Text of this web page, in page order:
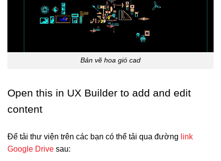
Bản vẽ hoa gió cad
Open this in UX Builder to add and edit
content
Để tải thư viện trên các bạn có thể tải qua đường link
Google Drive sau: